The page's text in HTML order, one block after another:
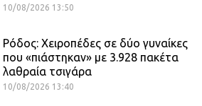
10/08/2026 13:50
Ρόδος: Χειροπέδες σε δύο γυναίκες
που «πιάστηκαν» με 3.928 πακέτα
λαθραία τσιγάρα
10/08/2026 13:40